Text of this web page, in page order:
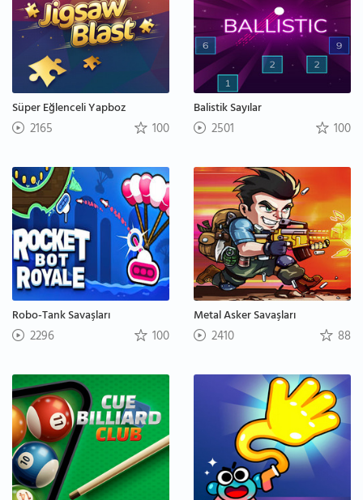
Süper Eğlenceli Yapboz
2165 100
Balistik Sayılar
2501 100
Robo-Tank Savaşları
2296 100
Metal Asker Savaşları
2410 88